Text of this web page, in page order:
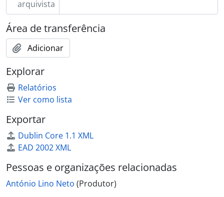
arquivista
Área de transferência
Adicionar
Explorar
Relatórios
Ver como lista
Exportar
Dublin Core 1.1 XML
EAD 2002 XML
Pessoas e organizações relacionadas
António Lino Neto (Produtor)